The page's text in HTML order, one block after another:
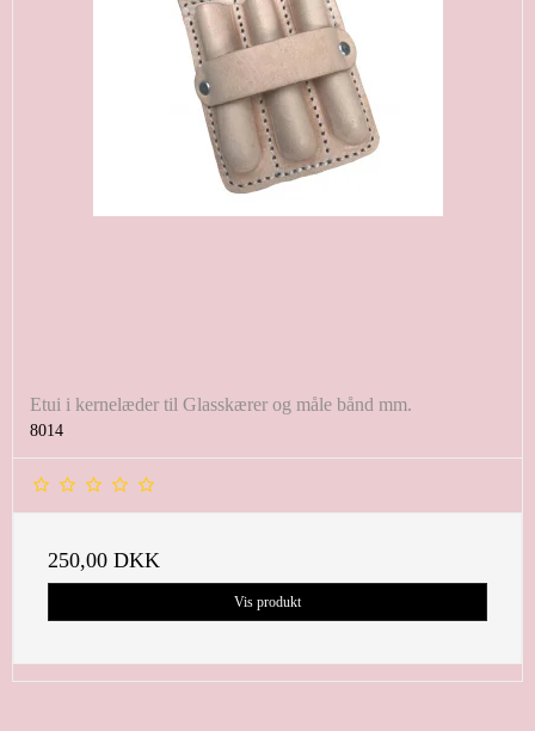
Etui i kernelæder til Glasskærer og måle bånd mm.
8014
250,00 DKK
Vis produkt